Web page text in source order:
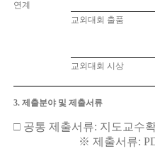
연계
교외대회 출품
교외대회 시상
3. 제출분야 및 제출서류
□ 공통 제출서류: 지도교수
※ 제출서류: